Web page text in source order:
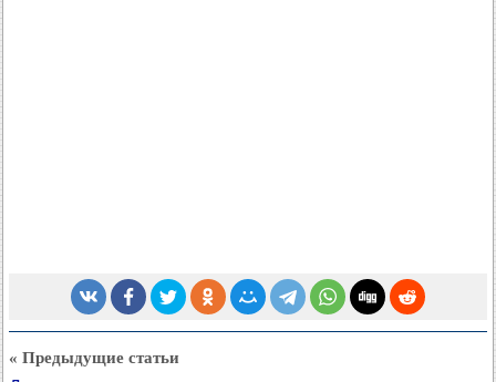
« Предыдущие статьи